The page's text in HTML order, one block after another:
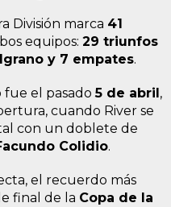
División marca 41
equipos: 29 triunfos
y 7 empates.
fue el pasado5 de abril ,
cuando River se
con un doblete de
Colidio.
el recuerdo más
final de la Copa de la